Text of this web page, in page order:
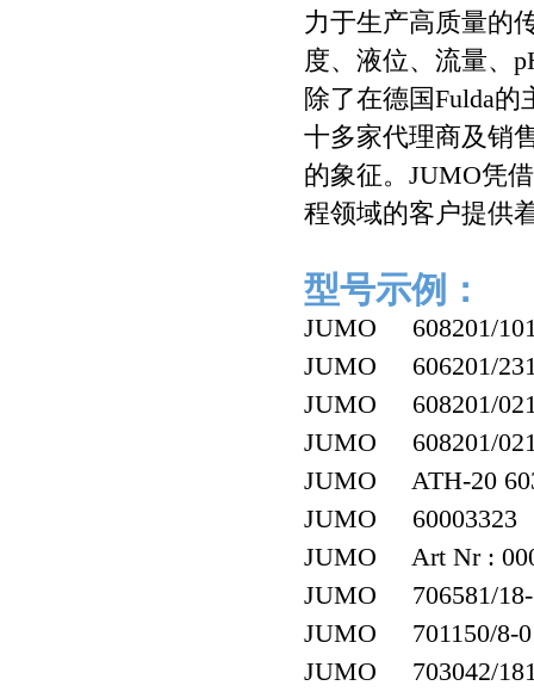
力于生产高质量的
度、液位、流量、
除了在德国Fulda
十多家代理商及销
的象征。JUMO凭
程领域的客户提供
型号示例：
JUMO 608201/
JUMO 606201/
JUMO 608201/
JUMO 608201/
JUMO ATH-20
JUMO 60003323
JUMO Art Nr :
JUMO 706581/18-
JUMO 701150/8-
JUMO 703042/